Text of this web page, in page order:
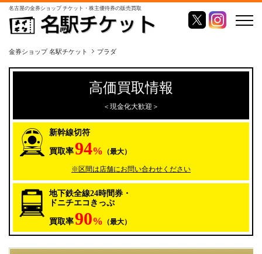
名古屋の金券ショップ チケット・株主優待券の販売買取
金券ショップ 名駅チケット プラダ
高価買取情報
＜現金化大歓迎＞
新幹線切符
買取率94% （最大）
※区間は店舗にお問い合わせください
地下鉄全線24時間券・
ドニチエコきっぷ
買取率90% （最大）